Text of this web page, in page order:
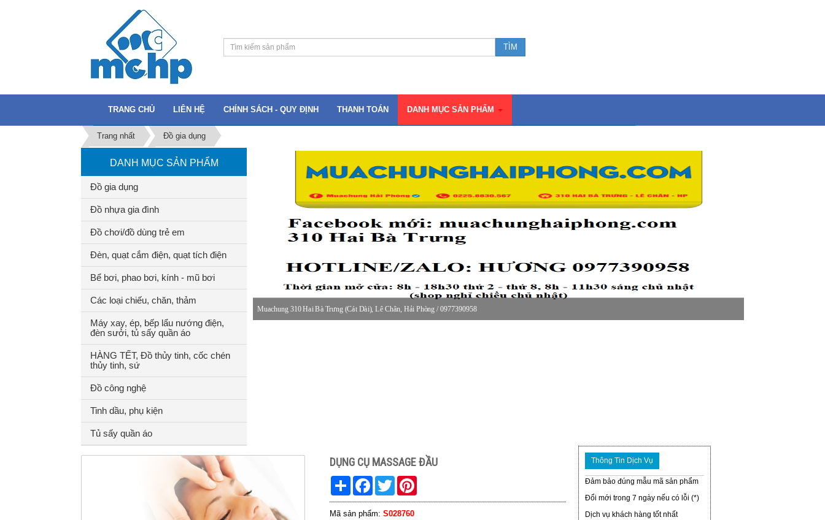
TRANG CHỦ LIÊN HỆ CHÍNH SÁCH - QUY ĐỊNH THANH TOÁN DANH MỤC SẢN PHẨM
Trang nhất Đồ gia dụng
DANH MỤC SẢN PHẨM
Đồ gia dụng
Đồ nhựa gia đình
Đồ chơi/đồ dùng trẻ em
Đèn, quạt cắm điện, quạt tích điện
Bể bơi, phao bơi, kính - mũ bơi
Các loại chiếu, chăn, thảm
Máy xay, ép, bếp lẩu nướng điện,
đèn sưởi, tủ sấy quần áo
HÀNG TẾT, Đồ thủy tinh, cốc chén
thủy tinh, sứ
Đồ công nghệ
Tinh dầu, phụ kiện
Tủ sấy quần áo
Muachung 310 Hai Bà Trưng (Cát Dài), Lê Chân, Hải Phòng / 0977390958
DỤNG CỤ MASSAGE ĐẦU
Share FacebookTwitter
Mã sản phẩm: S028760
Thông Tin Dịch Vụ
Đảm bảo đúng mẫu mã sản phẩm
Đổi mới trong 7 ngày nếu có lỗi (*)
Dịch vụ khách hàng tốt nhất